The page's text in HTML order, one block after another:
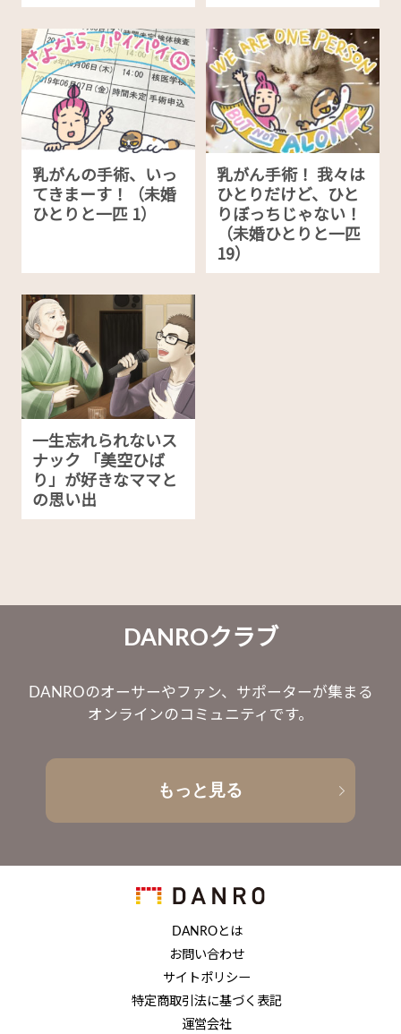
乳がんの手術、いっ
てきまーす！（未婚
ひとりと一匹 1）
乳がん手術！ 我々は
ひとりだけど、ひと
りぼっちじゃない！
（未婚ひとりと一匹
19）
一生忘れられないス
ナック 「美空ひば
り」が好きなママと
の思い出
DANROクラブ
DANROのオーサーやファン、サポーターが集まる
オンラインのコミュニティです。
もっと見る
DANROとは
お問い合わせ
サイトポリシー
特定商取引法に基づく表記
運営会社